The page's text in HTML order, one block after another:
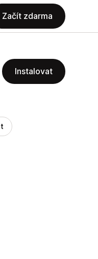
Začít zdarma
Instalovat